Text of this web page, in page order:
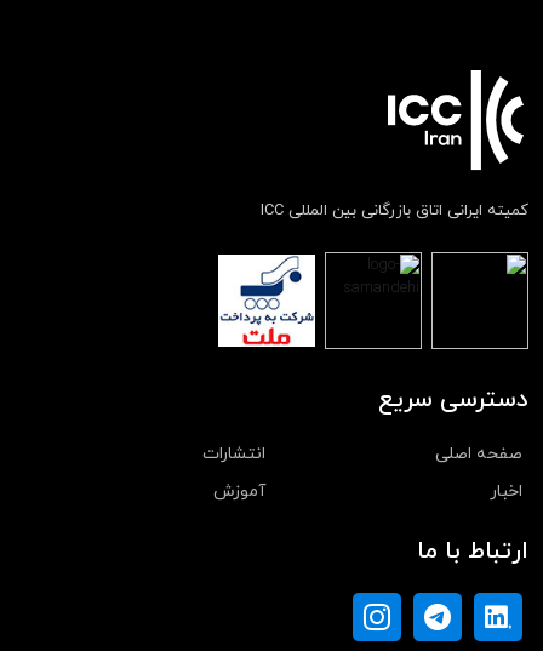
کمیته ایرانی اتاق بازرگانی بین المللی ICC
دسترسی سریع
صفحه اصلی
انتشارات
اخبار
آموزش
ارتباط با ما